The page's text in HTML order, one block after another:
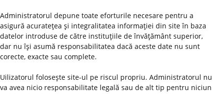
Administratorul depune toate eforturile necesare pentru a
asigură acurateţea şi integralitatea informaţiei din site în baza
datelor introduse de către instituţiile de învăţământ superior,
dar nu îşi asumă responsabilitatea dacă aceste date nu sunt
corecte, exacte sau complete.
Uilizatorul foloseşte site-ul pe riscul propriu. Administratorul nu
va avea nicio responsabilitate legală sau de alt tip pentru niciun